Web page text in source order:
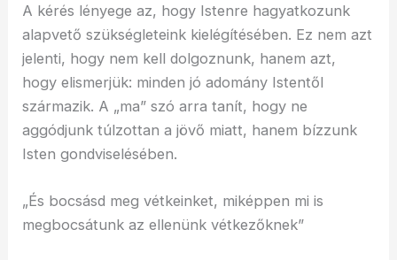
A kérés lényege az, hogy Istenre hagyatkozunk
alapvető szükségleteink kielégítésében. Ez nem azt
jelenti, hogy nem kell dolgoznunk, hanem azt,
hogy elismerjük: minden jó adomány Istentől
származik. A „ma” szó arra tanít, hogy ne
aggódjunk túlzottan a jövő miatt, hanem bízzunk
Isten gondviselésében.
„És bocsásd meg vétkeinket, miképpen mi is
megbocsátunk az ellenünk vétkezőknek”